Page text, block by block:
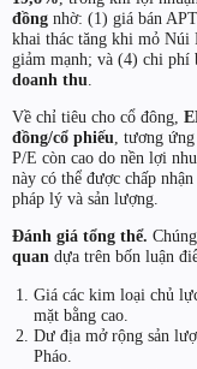
đồng nhờ: (1) giá bán
khai thác tăng khi mỏ Núi
giảm mạnh; và (4) chi phí
doanh thu
Về chỉ tiêu cho cổ đông,
đồng/cổ phiếu , tương
P/E còn cao do nền lợi
này có thể được chấp
pháp lý và sản lượng.
Đánh giá tổng thể.
quan dựa trên bốn luận
Giá các kim loại chủ
mặt bằng cao.
Dư địa mở rộng sản
Pháo.